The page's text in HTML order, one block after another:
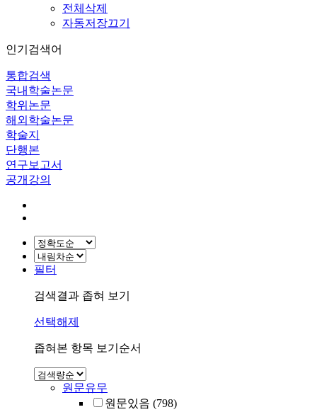
전체삭제
자동저장끄기
인기검색어
통합검색
국내학술논문
학위논문
해외학술논문
학술지
단행본
연구보고서
공개강의
필터
검색결과 좁혀 보기
선택해제
좁혀본 항목 보기순서
원문유무
원문있음 (798)